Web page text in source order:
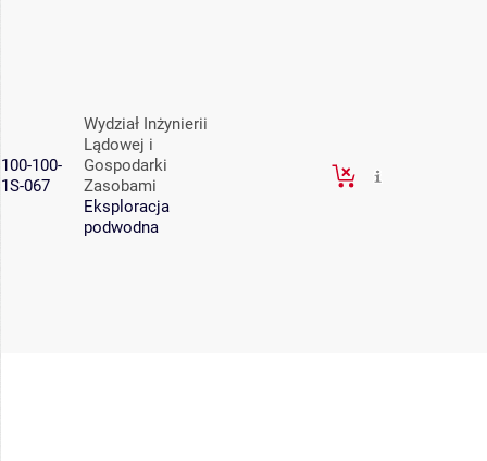
100-100-
1S-067
Wydział Inżynierii
Lądowej i
Gospodarki
Zasobami
Eksploracja
podwodna